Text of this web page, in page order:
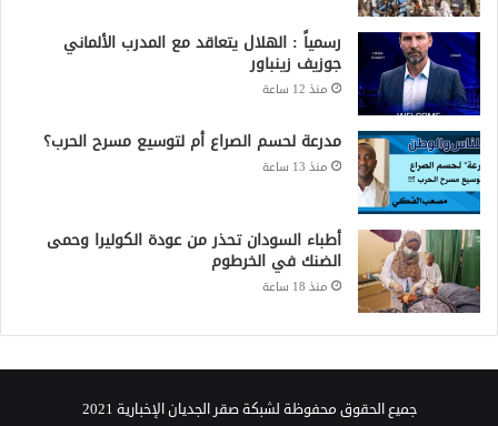
رسمياً : الهلال يتعاقد مع المدرب الألماني
جوزيف زينباور
منذ 12 ساعة
مدرعة لحسم الصراع أم لتوسيع مسرح الحرب؟
منذ 13 ساعة
أطباء السودان تحذر من عودة الكوليرا وحمى
الضنك في الخرطوم
منذ 18 ساعة
جميع الحقوق محفوظة لشبكة صقر الجديان الإخبارية 2021